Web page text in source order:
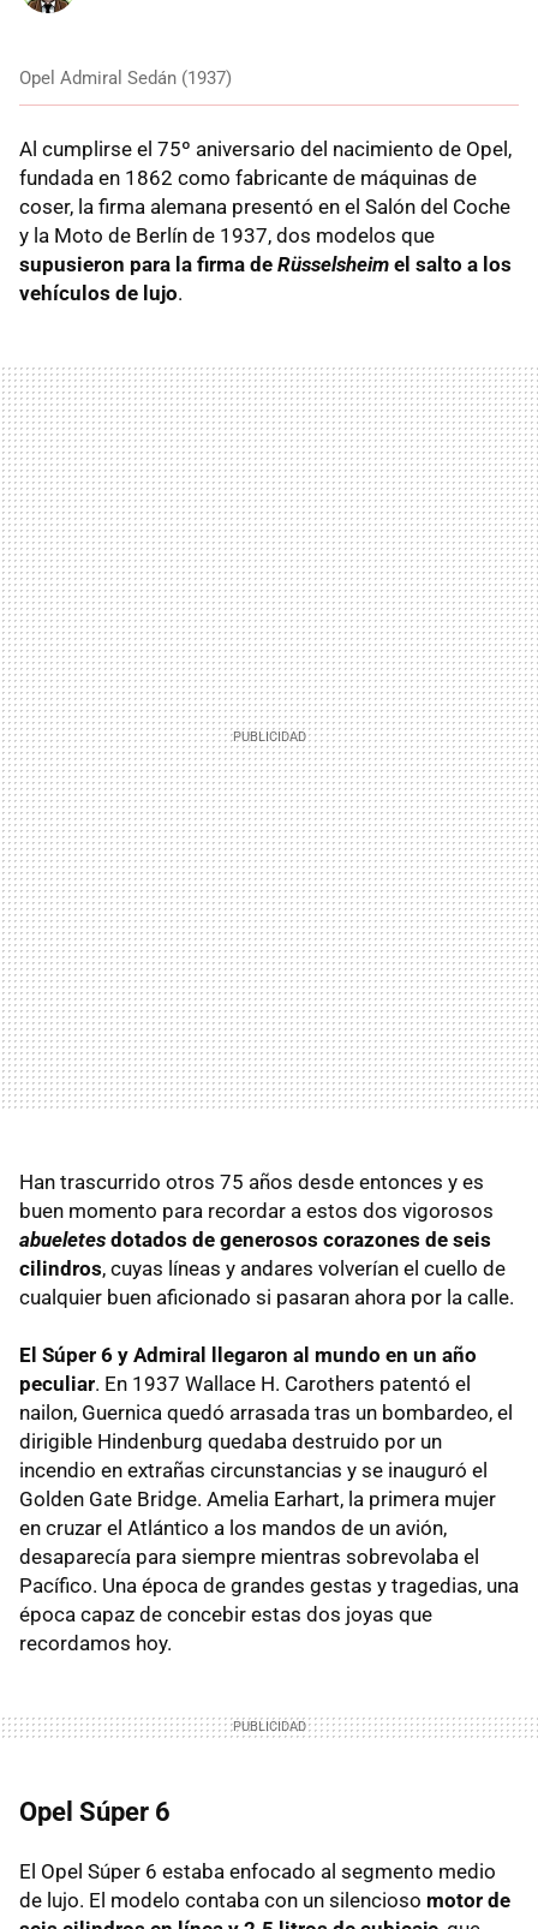
Opel Admiral Sedán (1937)
Al cumplirse el 75º aniversario del nacimiento de Opel,
fundada en 1862 como fabricante de máquinas de
coser, la firma alemana presentó en el Salón del Coche
y la Moto de Berlín de 1937, dos modelos que
supusieron para la firma de Rüsselsheim el salto a los
vehículos de lujo.
Han trascurrido otros 75 años desde entonces y es
buen momento para recordar a estos dos vigorosos
abueletes dotados de generosos corazones de seis
cilindros, cuyas líneas y andares volverían el cuello de
cualquier buen aficionado si pasaran ahora por la calle.
El Súper 6 y Admiral llegaron al mundo en un año
peculiar. En 1937 Wallace H. Carothers patentó el
nailon, Guernica quedó arrasada tras un bombardeo, el
dirigible Hindenburg quedaba destruido por un
incendio en extrañas circunstancias y se inauguró el
Golden Gate Bridge. Amelia Earhart, la primera mujer
en cruzar el Atlántico a los mandos de un avión,
desaparecía para siempre mientras sobrevolaba el
Pacífico. Una época de grandes gestas y tragedias, una
época capaz de concebir estas dos joyas que
recordamos hoy.
Opel Súper 6
El Opel Súper 6 estaba enfocado al segmento medio
de lujo. El modelo contaba con un silencioso motor de